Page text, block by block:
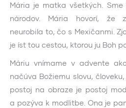
Mária je matka všetkých.
národov. Mária hovorí, že
neurobila to, čo s Mexičanmi.
je íst tou cestou, ktorou ju Boh
Máriu vnímame v advente
načúva Božiemu slovu,
postoj na obraze je postoj
a pozýva k modlitbe. Ona je